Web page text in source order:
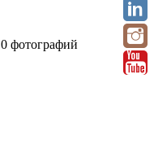
0 фотографий